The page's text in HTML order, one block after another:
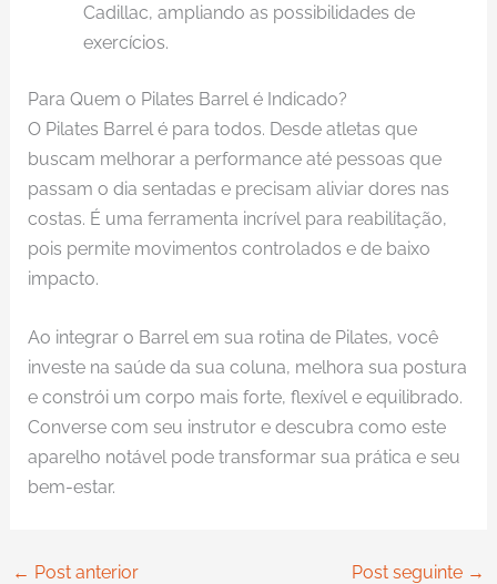
Cadillac, ampliando as possibilidades de
exercícios.
Para Quem o Pilates Barrel é Indicado?
O Pilates Barrel é para todos. Desde atletas que
buscam melhorar a performance até pessoas que
passam o dia sentadas e precisam aliviar dores nas
costas. É uma ferramenta incrível para reabilitação,
pois permite movimentos controlados e de baixo
impacto.
Ao integrar o Barrel em sua rotina de Pilates, você
investe na saúde da sua coluna, melhora sua postura
e constrói um corpo mais forte, flexível e equilibrado.
Converse com seu instrutor e descubra como este
aparelho notável pode transformar sua prática e seu
bem-estar.
← Post anterior Post seguinte →